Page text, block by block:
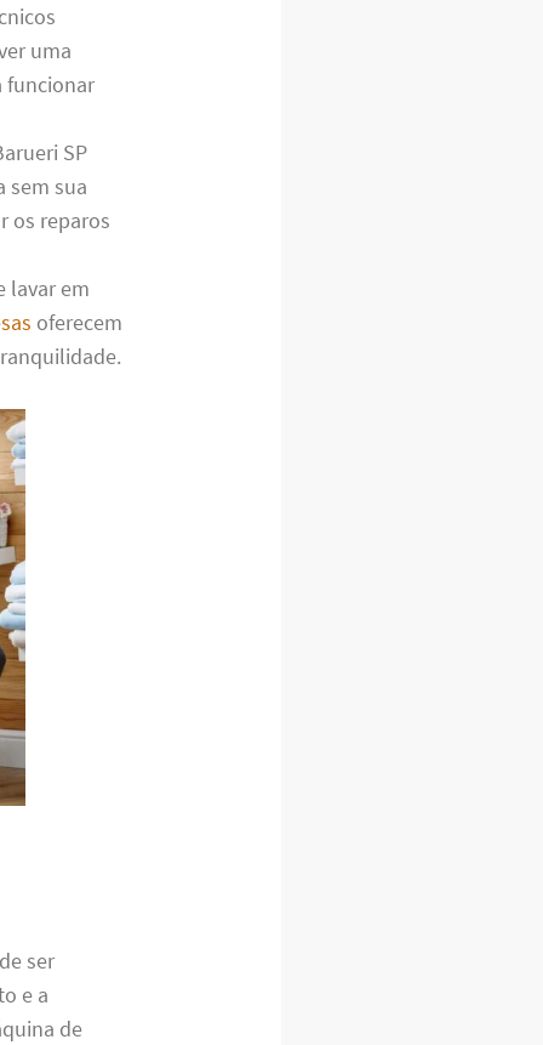
uma
funcionar
SP
sem sua
os reparos
lavar em
oferecem
ser
e a
de